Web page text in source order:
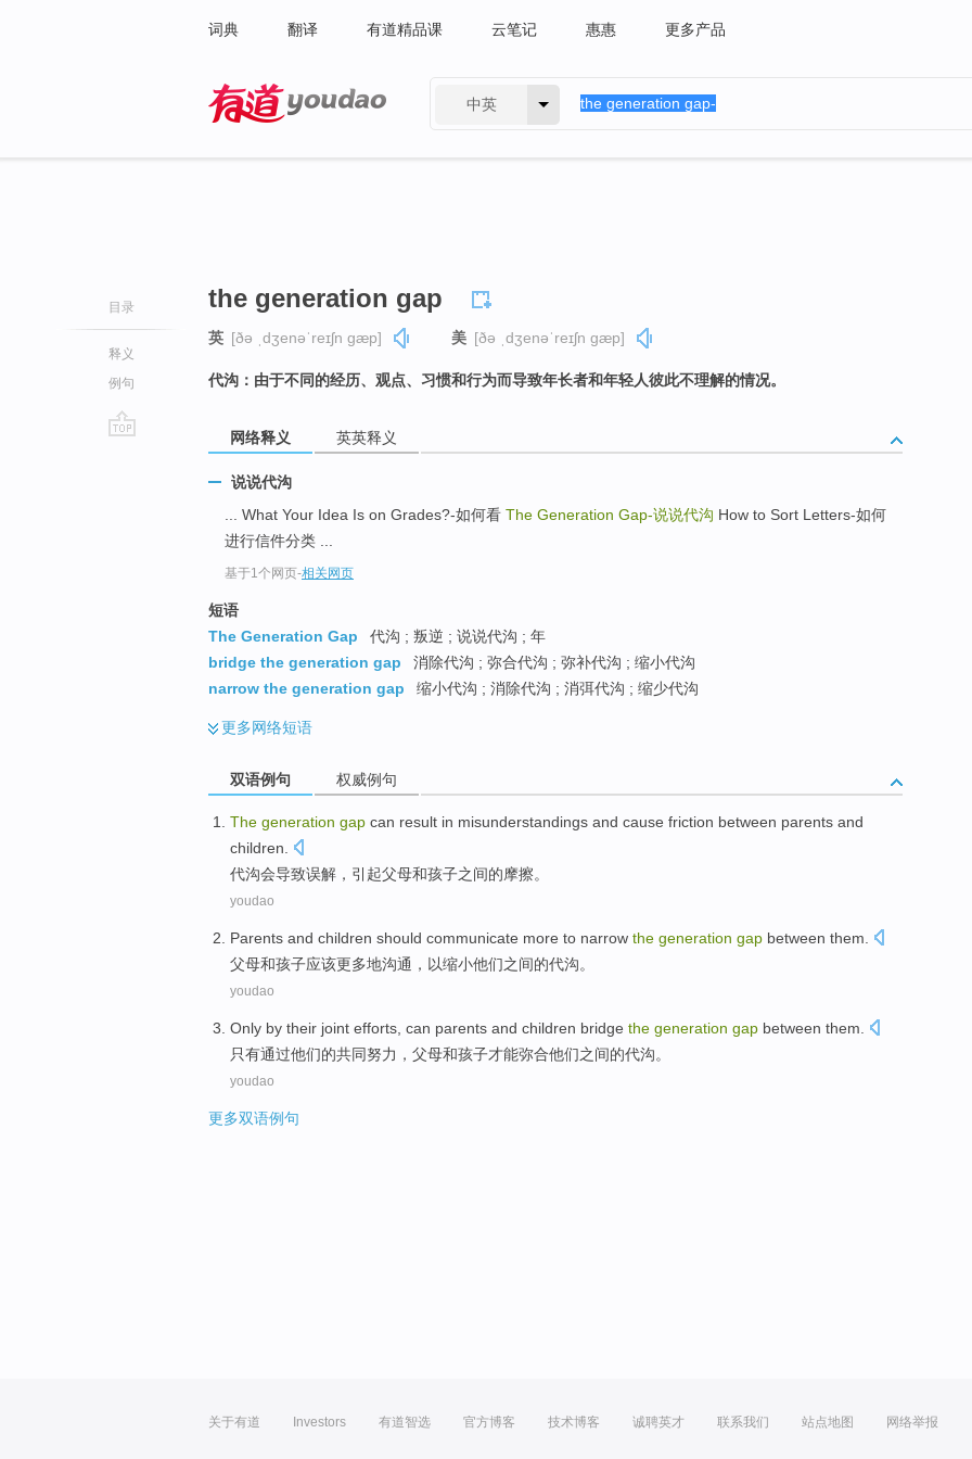
词典 翻译 有道精品课 云笔记 惠惠 更多产品
中英
目录
释义
例句
the generation gap
英 [ðə ˌdʒenəˈreɪʃn ɡæp] 美 [ðə ˌdʒenəˈreɪʃn ɡæp]
代沟：由于不同的经历、观点、习惯和行为而导致年长者和年轻人彼此不理解的情况。
网络释义 英英释义
说说代沟
... What Your Idea Is on Grades?-如何看 The Generation Gap-说说代沟 How to Sort Letters-如何
进行信件分类 ...
基于1个网页-相关网页
短语
The Generation Gap
代沟 ; 叛逆 ; 说说代沟 ; 年
bridge the generation gap
消除代沟 ; 弥合代沟 ; 弥补代沟 ; 缩小代沟
narrow the generation gap
缩小代沟 ; 消除代沟 ; 消弭代沟 ; 缩少代沟
更多网络短语
双语例句 权威例句
The generation gap can result in misunderstandings and cause friction between parents and
children.
代沟会导致误解 ， 引起父母和孩子之间的摩擦。
youdao
Parents and children should communicate more to narrow the generation gap between them
父母和孩子应该更多地沟通 ， 以缩小他们之间的代沟。
youdao
Only by their joint efforts can parents and children bridge the generation gap between them
只有通过他们的共同努力 ， 父母和孩子才能弥合他们之间的代沟。
youdao
更多双语例句
关于有道 Investors 有道智选 官方博客 技术博客 诚聘英才 联系我们 站点地图 网络举报